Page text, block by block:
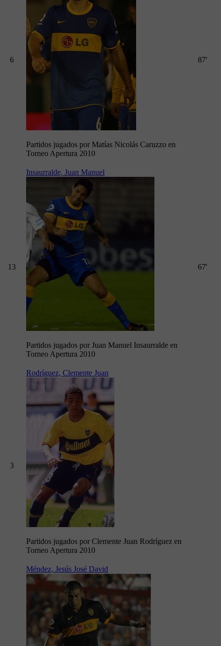
6
Partidos jugados por Matías Nicolás Caruzzo en
Torneo Apertura 2010
87'
13
Insaurralde, Juan Manuel
Partidos jugados por Juan Manuel Insaurralde en
Torneo Apertura 2010
67'
3
Rodríguez, Clemente Juan
Partidos jugados por Clemente Juan Rodríguez en
Torneo Apertura 2010
Méndez, Jesús José David